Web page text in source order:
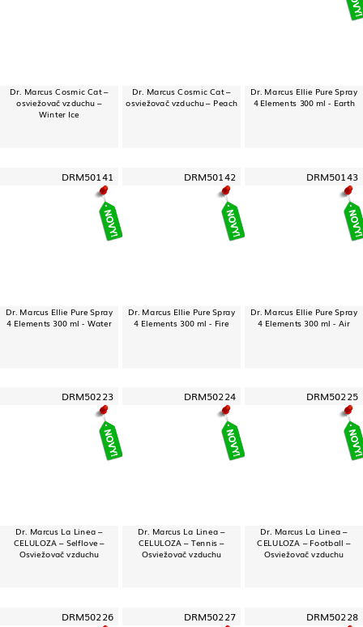
Dr. Marcus Cosmic Cat –
osviežovač vzduchu –
Winter Ice
Dr. Marcus Cosmic Cat –
osviežovač vzduchu – Peach
Dr. Marcus Ellie Pure Spray
4 Elements 300 ml - Earth
DRM50141
Dr. Marcus Ellie Pure Spray
4 Elements 300 ml - Water
DRM50142
Dr. Marcus Ellie Pure Spray
4 Elements 300 ml - Fire
DRM50143
Dr. Marcus Ellie Pure Spray
4 Elements 300 ml - Air
DRM50223
Dr. Marcus La Linea –
CELULOZA – Selflove –
Osviežovač vzduchu
DRM50224
Dr. Marcus La Linea –
CELULOZA – Tennis –
Osviežovač vzduchu
DRM50225
Dr. Marcus La Linea –
CELULOZA – Football –
Osviežovač vzduchu
DRM50226 DRM50227 DRM50228